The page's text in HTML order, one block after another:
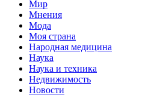
Мир
Мнения
Мода
Моя страна
Народная медицина
Наука
Наука и техника
Недвижимость
Новости